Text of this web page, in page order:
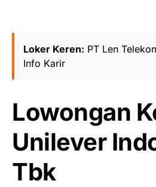
Loker Keren: PT Len
Info Karir
Lowongan
Unilever
Tbk